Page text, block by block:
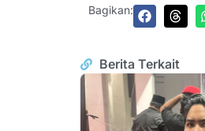
Bagikan:
Berita Terkait